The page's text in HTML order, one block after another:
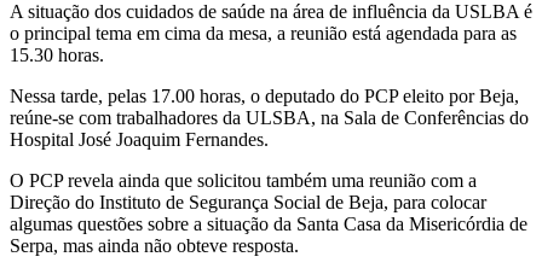
A situação dos cuidados de saúde na área de influência da USLBA é
o principal tema em cima da mesa, a reunião está agendada para as
15.30 horas.
Nessa tarde, pelas 17.00 horas, o deputado do PCP eleito por Beja,
reúne-se com trabalhadores da ULSBA, na Sala de Conferências do
Hospital José Joaquim Fernandes.
O PCP revela ainda que solicitou também uma reunião com a
Direção do Instituto de Segurança Social de Beja, para colocar
algumas questões sobre a situação da Santa Casa da Misericórdia de
Serpa, mas ainda não obteve resposta.